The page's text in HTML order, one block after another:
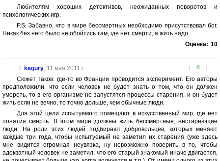
Любителям хороших детективов, неожиданных поворотов и
психологических игр.
P.S. Забавно, что в мире бессмертных необходимо присутствовал бог.
Никак без него было не обойтись там, где нет смерти, а жить надо.
Оценка: 10
[ 8 ]
kagury, 11 мая 2011 г.
Сюжет таков: где-то во Франции проводится эксперимент. Его авторы
предположили, что если человек не будет знать о том, что он должен
умереть, то в его организме не запустятся процессы старения, и он будет
жить если не вечно, то точно дольше, чем обычные люди.
Для этой цели испытуемого помещают в искусственный мир, где нет
понятия смерть. В этом мире должны жить бессмертные, нестареющие
люди. На роли этих людей подбирают добровольцев, которых меняют
каждые три года, чтобы испытуемый не заметил их старения (уже здесь
мне видится огромная неувязка, ну невозможно поверить в то, чтобы
адекватный человек не заметил, что его старый знакомый иначе двигается,